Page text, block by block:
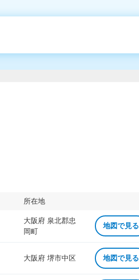
所在地
大阪府 泉北郡忠
岡町
地図で見る
大阪府 堺市中区 地図で見る